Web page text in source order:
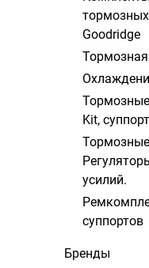
Goodridge
Kit,
усилий.
суппортов
Бренды